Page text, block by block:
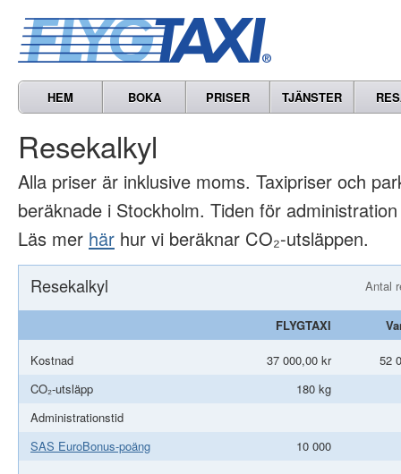
HEM BOKA PRISER TJÄNSTER
Resekalkyl
Alla priser är inklusive moms. Taxipriser och
beräknade i Stockholm. Tiden för
Läs mer här hur vi beräknar CO₂-utsläppen.
Antal
Resekalkyl
FLYGTAXI
Kostnad 37 000,00 kr
52
CO₂-utsläpp
180 kg
Administrationstid
SAS EuroBonus-poäng
10 000